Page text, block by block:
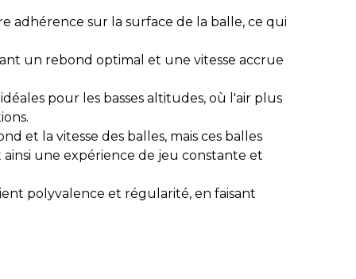
sur la surface de la balle, ce qui
un rebond optimal et une vitesse accrue
pour les basses altitudes, où l'air plus
et la vitesse des balles, mais ces balles
une expérience de jeu constante et
polyvalence et régularité, en faisant